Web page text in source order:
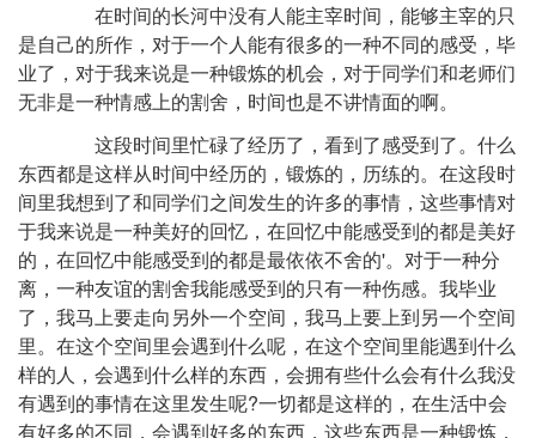
在时间的长河中没有人能主宰时间，能够主宰的只
是自己的所作，对于一个人能有很多的一种不同的感受，毕
业了，对于我来说是一种锻炼的机会，对于同学们和老师们
无非是一种情感上的割舍，时间也是不讲情面的啊。
这段时间里忙碌了经历了，看到了感受到了。什么
东西都是这样从时间中经历的，锻炼的，历练的。在这段时
间里我想到了和同学们之间发生的许多的事情，这些事情对
于我来说是一种美好的回忆，在回忆中能感受到的都是美好
的，在回忆中能感受到的都是最依依不舍的'。对于一种分
离，一种友谊的割舍我能感受到的只有一种伤感。我毕业
了，我马上要走向另外一个空间，我马上要上到另一个空间
里。在这个空间里会遇到什么呢，在这个空间里能遇到什么
样的人，会遇到什么样的东西，会拥有些什么会有什么我没
有遇到的事情在这里发生呢?一切都是这样的，在生活中会
有好多的不同，会遇到好多的东西，这些东西是一种锻炼，